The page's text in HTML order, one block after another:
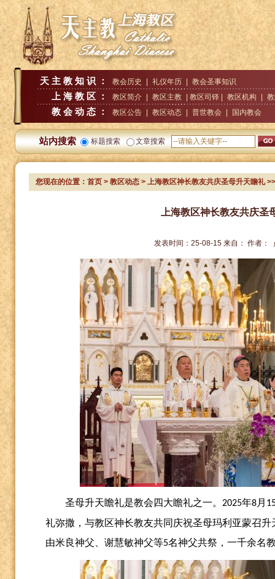
天主教知识： 教会历史 礼仪年历 教会圣事知识
上海教区： 教区简介 教区主教 | 教区司铎 | 教区机构
教会动态： 教区公告 教区动态 普世教会 国内教会
站内搜索 标题搜索 文章搜索
您现在的位置：首页 >教区动态 > 上海教区神长教友共庆圣母升天瞻礼
上海教区神长教友共庆圣
发表时间：25-08-15 来自： 作者：
圣母升天瞻礼是教会四大瞻礼之一。2025年8月
礼弥撒，与教区神长教友共同庆祝圣母玛利亚蒙召
由米良神父、谢慧敏神父等5名神父共祭，一千余名